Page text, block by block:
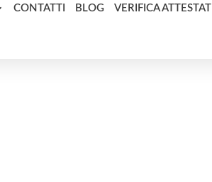
CONTATTI BLOG VERIFICA ATTESTATI